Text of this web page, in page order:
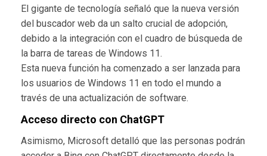
El gigante de tecnología señaló que la nueva versión
del buscador web da un salto crucial de adopción,
debido a la integración con el cuadro de búsqueda de
la barra de tareas de Windows 11.
Esta nueva función ha comenzado a ser lanzada para
los usuarios de Windows 11 en todo el mundo a
través de una actualización de software.
Acceso directo con ChatGPT
Asimismo, Microsoft detalló que las personas podrán